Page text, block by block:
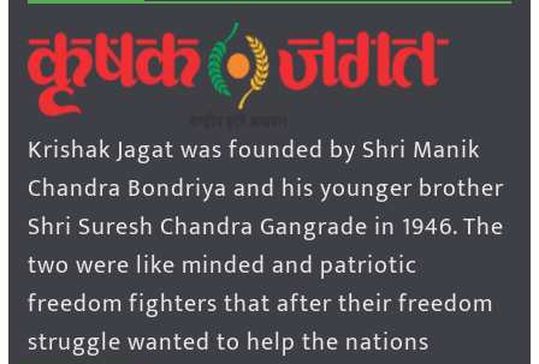
Krishak Jagat was founded by Shri Manik
Chandra Bondriya and his younger brother
Shri Suresh Chandra Gangrade in 1946. The
two were like minded and patriotic
freedom fighters that after their freedom
struggle wanted to help the nations